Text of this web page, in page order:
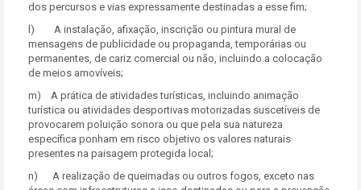
dos percursos e vias expressamente destinadas a esse fim;
l) A instalação, afixação, inscrição ou pintura mural de
mensagens de publicidade ou propaganda, temporárias ou
permanentes, de cariz comercial ou não, incluindo a colocação
de meios amovíveis;
m) A prática de atividades turísticas, incluindo animação
turística ou atividades desportivas motorizadas suscetíveis de
provocarem poluição sonora ou que pela sua natureza
específica ponham em risco objetivo os valores naturais
presentes na paisagem protegida local;
n) A realização de queimadas ou outros fogos, exceto nas